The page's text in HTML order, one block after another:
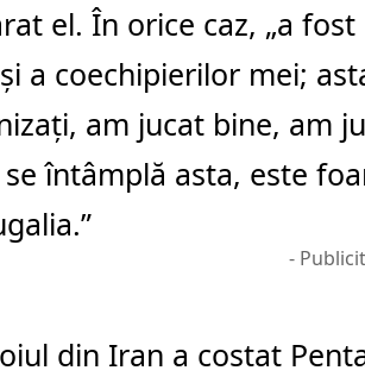
el. În orice caz, „a
a coechipierilor mei;
am jucat bine, am
întâmplă asta, este
-
din Iran a costat